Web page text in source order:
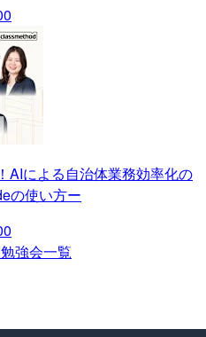
AIによる自治体業務効率化の
の使い方ー
勉強会一覧